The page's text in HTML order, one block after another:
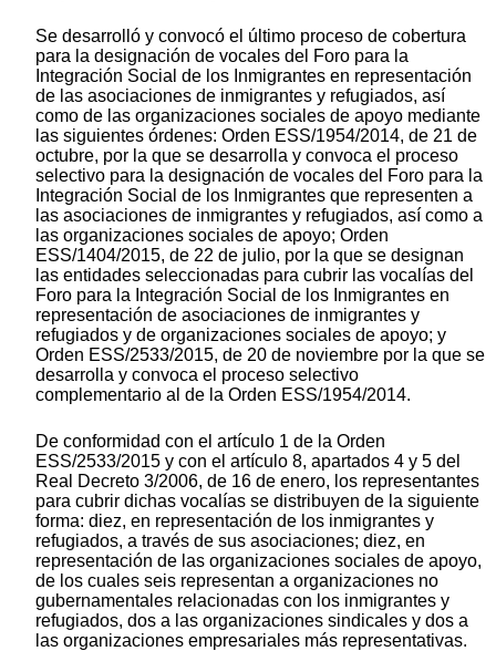
Se desarrolló y convocó el último proceso de cobertura
para la designación de vocales del Foro para la
Integración Social de los Inmigrantes en representación
de las asociaciones de inmigrantes y refugiados, así
como de las organizaciones sociales de apoyo mediante
las siguientes órdenes: Orden ESS/1954/2014, de 21 de
octubre, por la que se desarrolla y convoca el proceso
selectivo para la designación de vocales del Foro para la
Integración Social de los Inmigrantes que representen a
las asociaciones de inmigrantes y refugiados, así como a
las organizaciones sociales de apoyo; Orden
ESS/1404/2015, de 22 de julio, por la que se designan
las entidades seleccionadas para cubrir las vocalías del
Foro para la Integración Social de los Inmigrantes en
representación de asociaciones de inmigrantes y
refugiados y de organizaciones sociales de apoyo; y
Orden ESS/2533/2015, de 20 de noviembre por la que se
desarrolla y convoca el proceso selectivo
complementario al de la Orden ESS/1954/2014.
De conformidad con el artículo 1 de la Orden
ESS/2533/2015 y con el artículo 8, apartados 4 y 5 del
Real Decreto 3/2006, de 16 de enero, los representantes
para cubrir dichas vocalías se distribuyen de la siguiente
forma: diez, en representación de los inmigrantes y
refugiados, a través de sus asociaciones; diez, en
representación de las organizaciones sociales de apoyo,
de los cuales seis representan a organizaciones no
gubernamentales relacionadas con los inmigrantes y
refugiados, dos a las organizaciones sindicales y dos a
las organizaciones empresariales más representativas.